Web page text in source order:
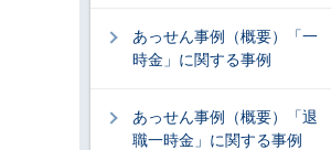
あっせん事例（概要）「一
時金」に関する事例
あっせん事例（概要）「退
職一時金」に関する事例